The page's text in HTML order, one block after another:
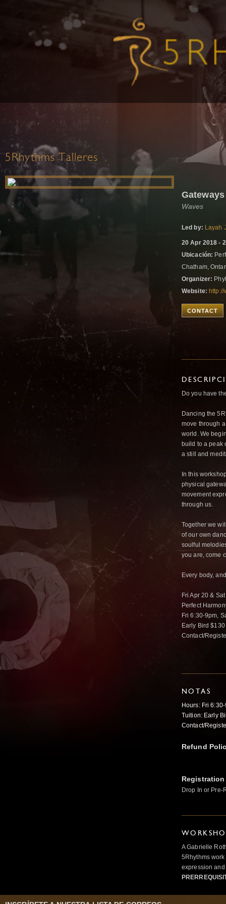
5Rhythms Talleres
Waves
Led by: Layah
20 Apr 2018 -
Ubicación:
Chatham,
Organizer:
Website:
CONTACT
Do you have
Dancing the
move through
world. We
build to a peak
a still and
In this
physical
movement
through us.
Together we
of our own
soulful
you are, come
Every body,
Fri Apr 20 &
Perfect
Fri 6:30-9pm,
Early Bird
Contact/
NOTAS
Hours: Fri
Tuition: Early
Contact/
Refund
Drop In or Pre-
A Gabrielle
5Rhythms
expression